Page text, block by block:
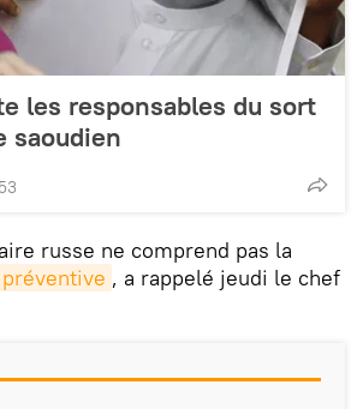
les responsables du sort
saoudien
russe ne comprend pas la
, a rappelé jeudi le chef